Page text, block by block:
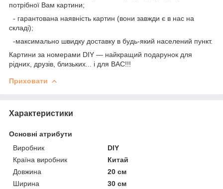
потрібної Вам картини;
- гарантована наявність картин (вони завжди є в нас на
складі);
-максимально швидку доставку в будь-який населений пункт.
Картини за номерами DIY — найкращий подарунок для
рідних, друзів, близьких... і для ВАС!!!
Приховати
Характеристики
Основні атрибути
Виробник
DIY
Країна виробник
Китай
Довжина
20 см
Ширина
30 см